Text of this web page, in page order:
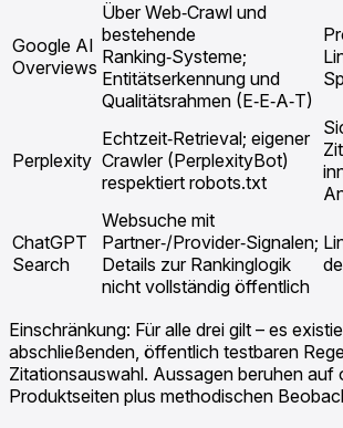
Google AI
Overviews
Über Web‑Crawl und
bestehende
Ranking‑Systeme;
Entitätserkennung und
Qualitätsrahmen (E‑E‑A‑T)
Perplexity
Echtzeit‑Retrieval; eigener
Crawler (PerplexityBot)
respektiert robots.txt
ChatGPT
Search
Websuche mit
Partner‑/Provider‑Signalen;
Details zur Rankinglogik
nicht vollständig öffentlich
Einschränkung: Für alle drei gilt – es
abschließenden, öffentlich testbaren
Zitationsauswahl. Aussagen beruhen auf
Produktseiten plus methodischen